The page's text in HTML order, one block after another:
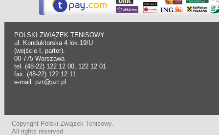
POLSKI ZWIĄZEK TENISOWY
ul. Konduktorska 4 lok.19/U
(wejście I, parter).
00-775 Warszawa
tel. (48-22) 122 12 00, 122 12 01
fax. (48-22) 122 12 11
e-mail: pzt@pzt.pl
Copyright Polski Związek Tenisowy.
All rights reserved